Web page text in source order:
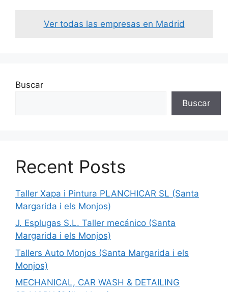
Ver todas las empresas en Madrid
Buscar
Buscar
Recent Posts
Taller Xapa i Pintura PLANCHICAR SL (Santa
Margarida i els Monjos)
J. Esplugas S.L. Taller mecánico (Santa
Margarida i els Monjos)
Tallers Auto Monjos (Santa Margarida i els
Monjos)
MECHANICAL, CAR WASH & DETAILING